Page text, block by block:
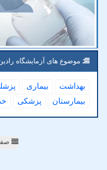
موضوع های آزمایشگاه
بهداشت بیماری
بیمارستان
پزشكی